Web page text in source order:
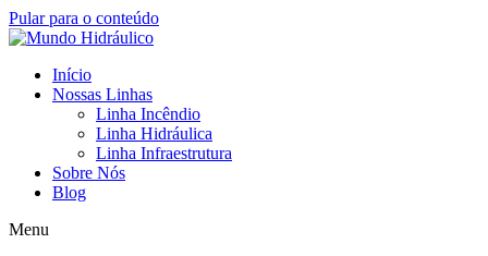
Pular para o conteúdo
Início
Nossas Linhas
Linha Incêndio
Linha Hidráulica
Linha Infraestrutura
Sobre Nós
Blog
Menu